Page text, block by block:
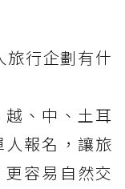
旅行企劃有什
、中、土耳
報名，讓旅
容易自然交